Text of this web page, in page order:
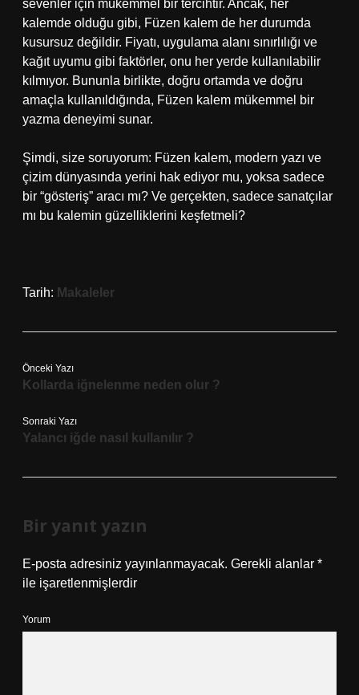
sevenler için mükemmel bir tercihtir. Ancak, her
kalemde olduğu gibi, Füzen kalem de her durumda
kusursuz değildir. Fiyatı, uygulama alanı sınırlılığı ve
kağıt uyumu gibi faktörler, onu her yerde kullanılabilir
kılmıyor. Bununla birlikte, doğru ortamda ve doğru
amaçla kullanıldığında, Füzen kalem mükemmel bir
yazma deneyimi sunar.
Şimdi, size soruyorum: Füzen kalem, modern yazı ve
çizim dünyasında yerini hak ediyor mu, yoksa sadece
bir “gösteriş” aracı mı? Ve gerçekten, sadece sanatçılar
mı bu kalemin güzelliklerini keşfetmeli?
Tarih: Makaleler
Önceki Yazı
Kollarda iğnelenme neden olur ?
Sonraki Yazı
Yalancı iğde nasıl kullanılır ?
Bir yanıt yazın
E-posta adresiniz yayınlanmayacak. Gerekli alanlar *
ile işaretlenmişlerdir
Yorum